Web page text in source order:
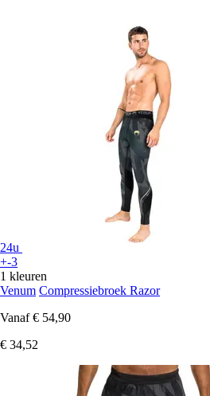
24u
+-3
1 kleuren
Venum Compressiebroek Razor
Vanaf € 54,90
€ 34,52